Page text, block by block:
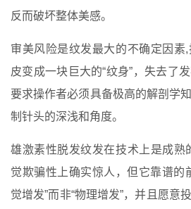
反而破坏整体美感。
审美风险是纹发最大的不确定因素
皮变成一块巨大的“纹身”，失去了
要求操作者必须具备极高的解剖学
制针头的深浅和角度。
雄激素性脱发纹发在技术上是成熟
觉欺骗性上确实惊人，但它靠谱的
觉增发”而非“物理增发”，并且愿意